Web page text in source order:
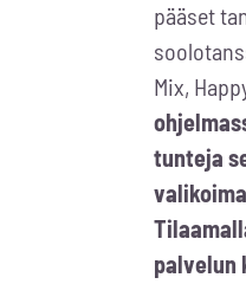
pääset
Mix,
tunteja
palvelun